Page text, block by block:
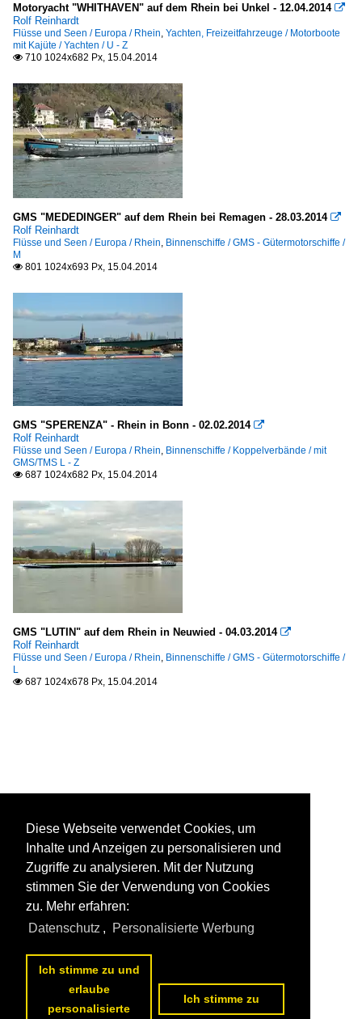
Motoryacht "WHITHAVEN" auf dem Rhein bei Unkel - 12.04.2014 
Rolf Reinhardt
Flüsse und Seen / Europa / Rhein Yachten, Freizeitfahrzeuge / Motorboote
mit Kajüte / Yachten / U - Z
 710 1024x682 Px, 15.04.2014
GMS "MEDEDINGER" auf dem Rhein bei Remagen - 28.03.2014 
Rolf Reinhardt
Flüsse und Seen / Europa / Rhein Binnenschiffe / GMS - Gütermotorschiffe /
M
 801 1024x693 Px, 15.04.2014
GMS "SPERENZA" - Rhein in Bonn - 02.02.2014 
Rolf Reinhardt
Flüsse und Seen / Europa / Rhein Binnenschiffe / Koppelverbände / mit
GMS/TMS L - Z
 687 1024x682 Px, 15.04.2014
GMS "LUTIN" auf dem Rhein in Neuwied - 04.03.2014 
Rolf Reinhardt
Flüsse und Seen / Europa / Rhein Binnenschiffe / GMS - Gütermotorschiffe /
L
 687 1024x678 Px, 15.04.2014
Diese Webseite verwendet Cookies, um
Inhalte und Anzeigen zu personalisieren und
Zugriffe zu analysieren. Mit der Nutzung
stimmen Sie der Verwendung von Cookies
zu. Mehr erfahren:
Datenschutz , Personalisierte Werbung
Ich stimme zu und
erlaube
personalisierte
Ich stimme zu